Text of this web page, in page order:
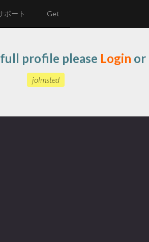
ポート Get
profile please Login or
jolmsted